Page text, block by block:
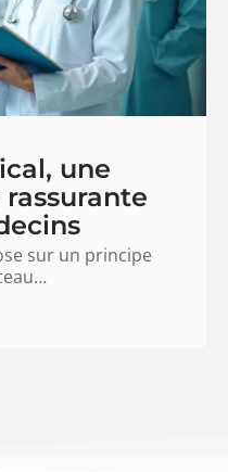
une
sur un principe
…